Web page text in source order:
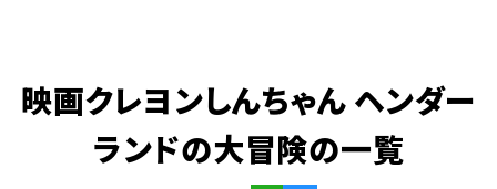
映画クレヨンしんちゃん ヘンダー
ランドの大冒険の一覧